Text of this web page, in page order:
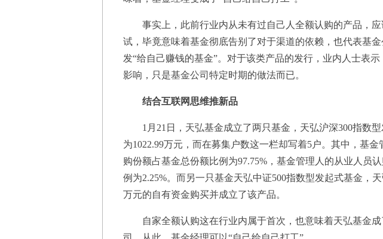
事实上，此前行业内从未有过自己人全额认购的产品，应
试，毕竟意味着基金彻底告别了对于渠道的依赖，也代表基
发“给自己赚钱的基金”。对于该类产品的发行，业内人士表
影响，只是基金公司特定时期的做法而已。
结合互联网思维推新品
1月21日，天弘基金成立了两只基金，天弘沪深300指数型
为1022.99万元，而在募集户数这一栏却写着5户。其中，基金
购份额占基金总份额比例为97.75%，基金管理人的从业人员
例为2.25%。而另一只基金天弘中证500指数型发起式基金，
万元的自有资金购买并成立了该产品。
自家全额认购这在行业内属于首次，也意味着天弘基金成